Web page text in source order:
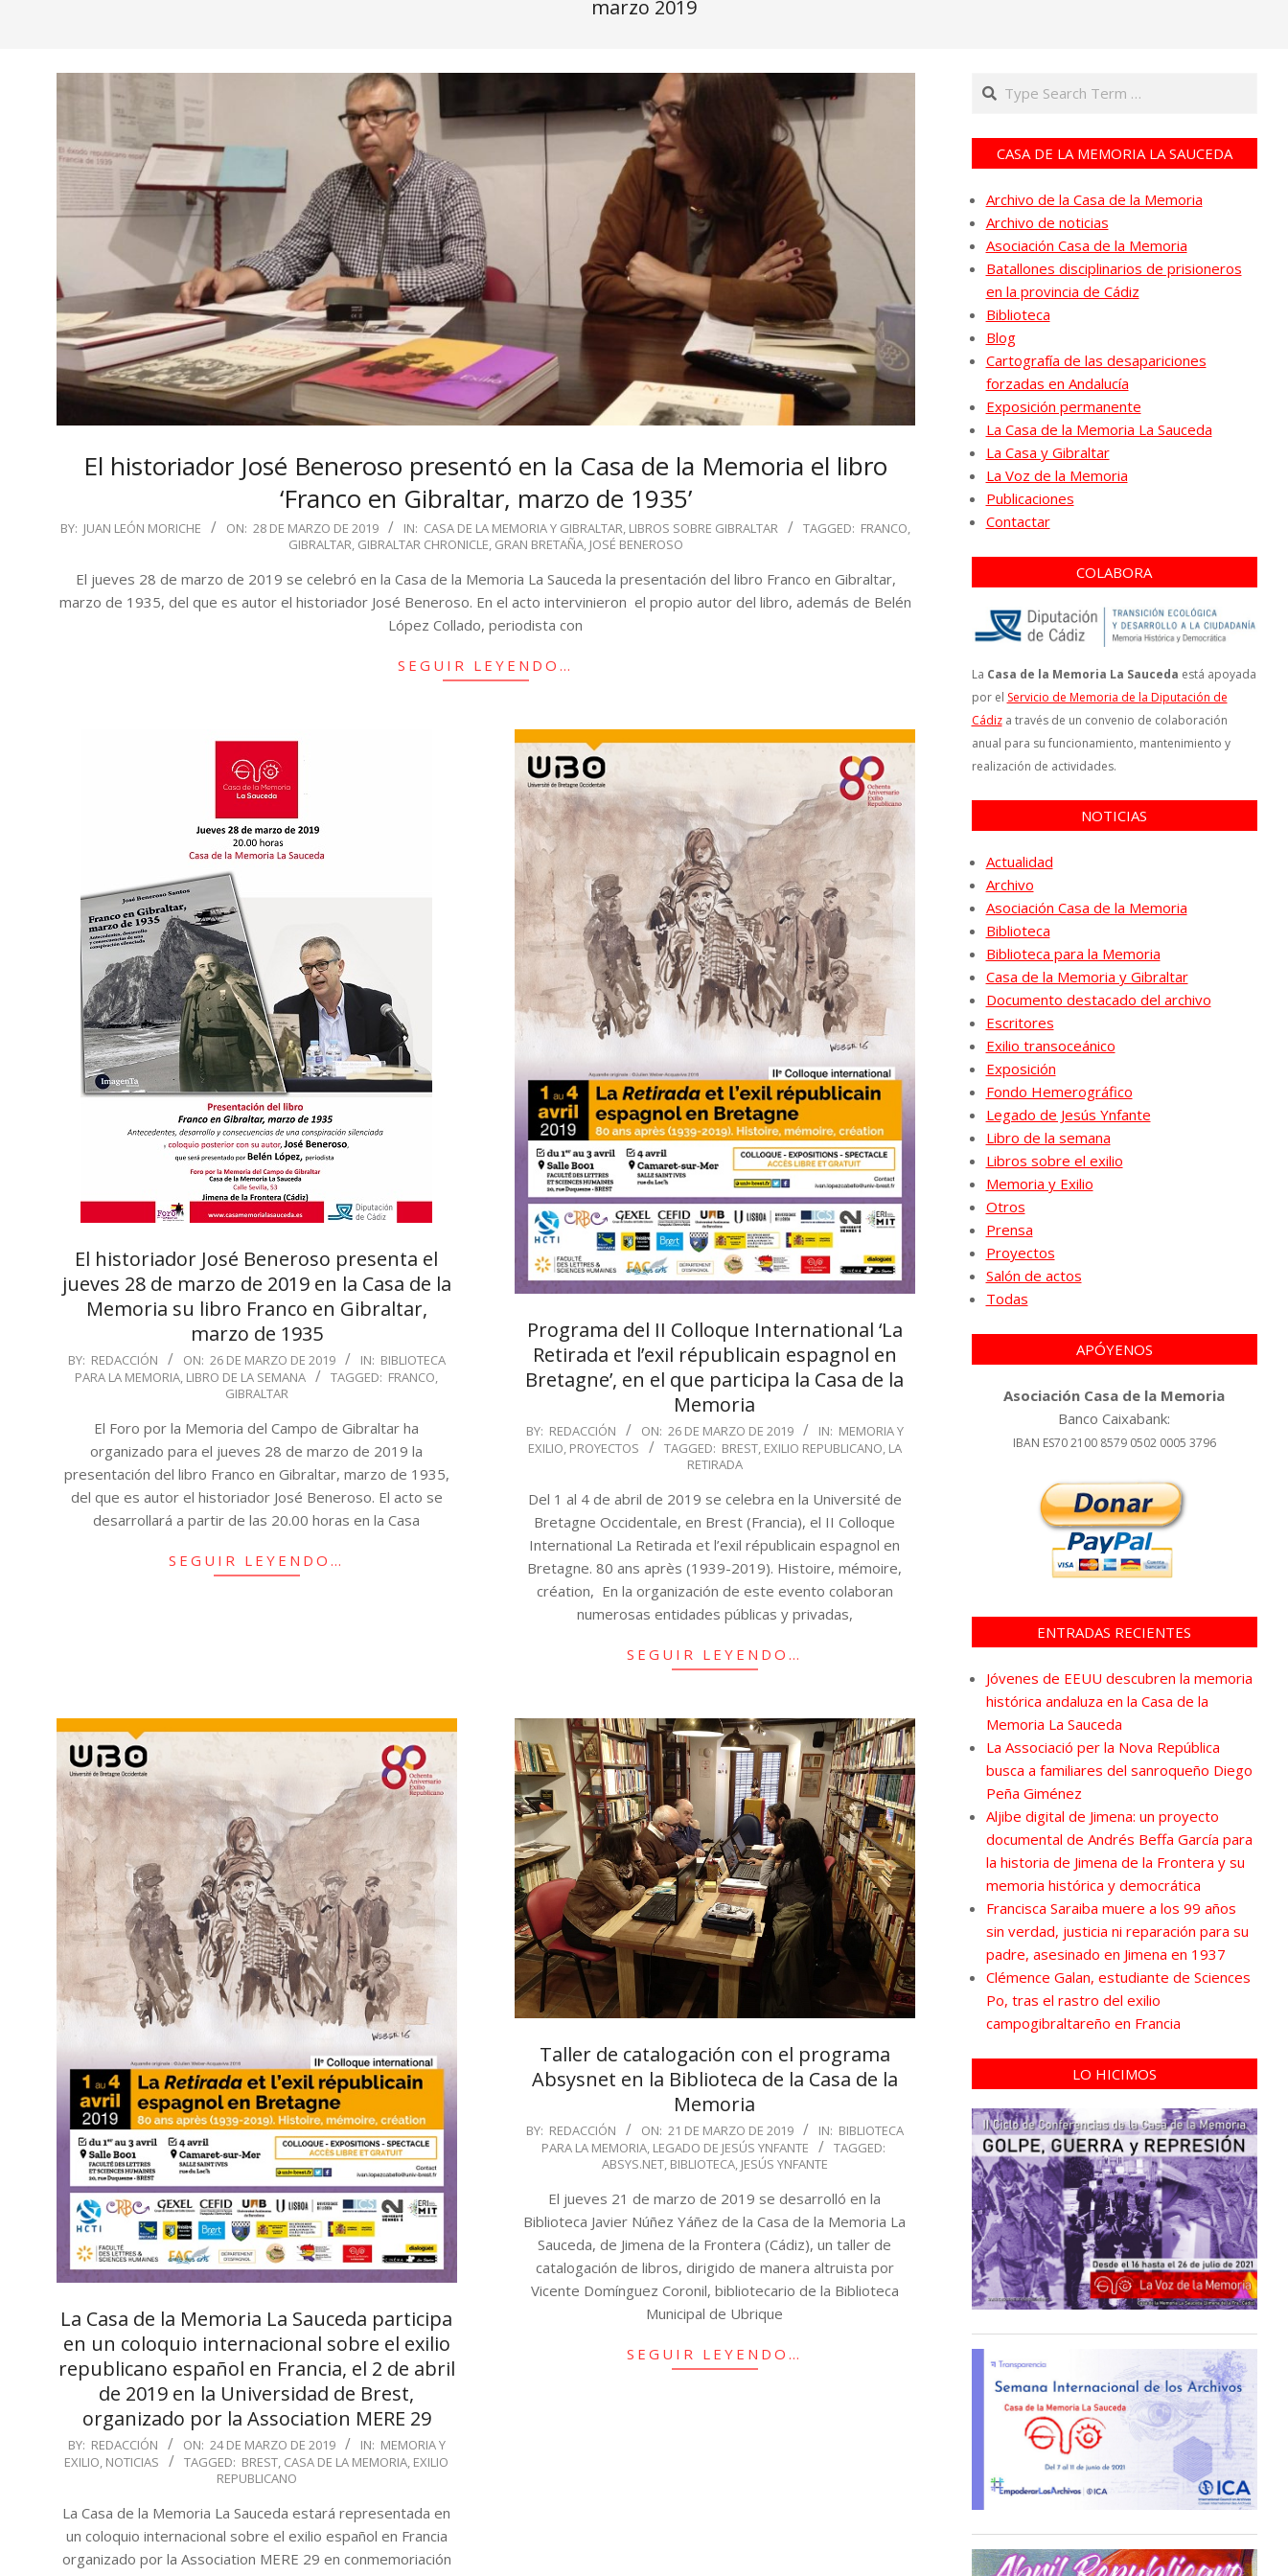
marzo 2019
El historiador José Beneroso presentó en la Casa de la Memoria el libro
‘Franco en Gibraltar, marzo de 1935’
2019-
BY: JUAN LEÓN MORICHE ON: 28 DE MARZO DE 2019 IN: CASA DE LA MEMORIA Y GIBRALTAR, LIBROS SOBRE GIBRALTAR TAGGED: FRANCO,
GIBRALTAR, GIBRALTAR CHRONICLE, GRAN BRETAÑA, JOSÉ BENEROSO
El jueves 28 de marzo de 2019 se celebró en la Casa de la Memoria La Sauceda la presentación del libro Franco en Gibraltar,
marzo de 1935, del que es autor el historiador José Beneroso. En el acto intervinieron el propio autor del libro, además de Belén
López Collado, periodista con
SEGUIR LEYENDO…
El historiador José Beneroso presenta el
jueves 28 de marzo de 2019 en la Casa de la
Memoria su libro Franco en Gibraltar,
marzo de 1935
2019-
03-
BY: REDACCIÓN ON: 26 DE MARZO DE 2019 IN: BIBLIOTECA
PARA LA MEMORIA, LIBRO DE LA SEMANA TAGGED: FRANCO,
GIBRALTAR
El Foro por la Memoria del Campo de Gibraltar ha
organizado para el jueves 28 de marzo de 2019 la
presentación del libro Franco en Gibraltar, marzo de 1935,
del que es autor el historiador José Beneroso. El acto se
desarrollará a partir de las 20.00 horas en la Casa
SEGUIR LEYENDO…
Programa del II Colloque International ‘La
Retirada et l’exil républicain espagnol en
Bretagne’, en el que participa la Casa de la
Memoria
2019-
03-
BY: REDACCIÓN ON: 26 DE MARZO DE 2019 IN: MEMORIA Y
EXILIO, PROYECTOS TAGGED: BREST, EXILIO REPUBLICANO, LA
RETIRADA
Del 1 al 4 de abril de 2019 se celebra en la Université de
Bretagne Occidentale, en Brest (Francia), el II Colloque
International La Retirada et l’exil républicain espagnol en
Bretagne. 80 ans après (1939-2019). Histoire, mémoire,
création, En la organización de este evento colaboran
numerosas entidades públicas y privadas,
SEGUIR LEYENDO…
La Casa de la Memoria La Sauceda participa
en un coloquio internacional sobre el exilio
republicano español en Francia, el 2 de abril
de 2019 en la Universidad de Brest,
organizado por la Association MERE 29
2019-
03-
BY: REDACCIÓN ON: 24 DE MARZO DE 2019 IN: MEMORIA Y
EXILIO, NOTICIAS TAGGED: BREST, CASA DE LA MEMORIA, EXILIO
REPUBLICANO
La Casa de la Memoria La Sauceda estará representada en
un coloquio internacional sobre el exilio español en Francia
organizado por la Association MERE 29 en conmemoriación
Taller de catalogación con el programa
Absysnet en la Biblioteca de la Casa de la
Memoria
2019-
BY: REDACCIÓN ON: 21 DE MARZO DE 2019 IN: BIBLIOTECA
PARA LA MEMORIA, LEGADO DE JESÚS YNFANTE
TAGGED:
ABSYS.NET, BIBLIOTECA, JESÚS YNFANTE
El jueves 21 de marzo de 2019 se desarrolló en la
Biblioteca Javier Núñez Yáñez de la Casa de la Memoria La
Sauceda, de Jimena de la Frontera (Cádiz), un taller de
catalogación de libros, dirigido de manera altruista por
Vicente Domínguez Coronil, bibliotecario de la Biblioteca
Municipal de Ubrique
SEGUIR LEYENDO…
Search
CASA DE LA MEMORIA LA SAUCEDA
Archivo de la Casa de la Memoria
Archivo de noticias
Asociación Casa de la Memoria
Batallones disciplinarios de prisioneros
en la provincia de Cádiz
Biblioteca
Blog
Cartografía de las desapariciones
forzadas en Andalucía
Exposición permanente
La Casa de la Memoria La Sauceda
La Casa y Gibraltar
La Voz de la Memoria
Publicaciones
Contactar
COLABORA
La Casa de la Memoria La Sauceda está apoyada
por el Servicio de Memoria de la Diputación de
Cádiza través de un convenio de colaboración
anual para su funcionamiento, mantenimiento y
realización de actividades.
NOTICIAS
Actualidad
Archivo
Asociación Casa de la Memoria
Biblioteca
Biblioteca para la Memoria
Casa de la Memoria y Gibraltar
Documento destacado del archivo
Escritores
Exilio transoceánico
Exposición
Fondo Hemerográfico
Legado de Jesús Ynfante
Libro de la semana
Libros sobre el exilio
Memoria y Exilio
Otros
Prensa
Proyectos
Salón de actos
Todas
APÓYENOS
Asociación Casa de la Memoria
Banco Caixabank:
IBAN ES70 2100 8579 0502 0005 3796
ENTRADAS RECIENTES
Jóvenes de EEUU descubren la memoria
histórica andaluza en la Casa de la
Memoria La Sauceda
La Associació per la Nova República
busca a familiares del sanroqueño Diego
Peña Giménez
Aljibe digital de Jimena: un proyecto
documental de Andrés Beffa García para
la historia de Jimena de la Frontera y su
memoria histórica y democrática
Francisca Saraiba muere a los 99 años
sin verdad, justicia ni reparación para su
padre, asesinado en Jimena en 1937
Clémence Galan, estudiante de Sciences
Po, tras el rastro del exilio
campogibraltareño en Francia
LO HICIMOS